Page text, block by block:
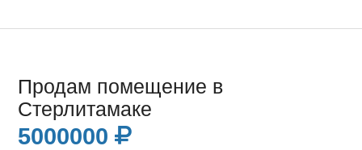
Продам помещение в
Стерлитамаке
5000000